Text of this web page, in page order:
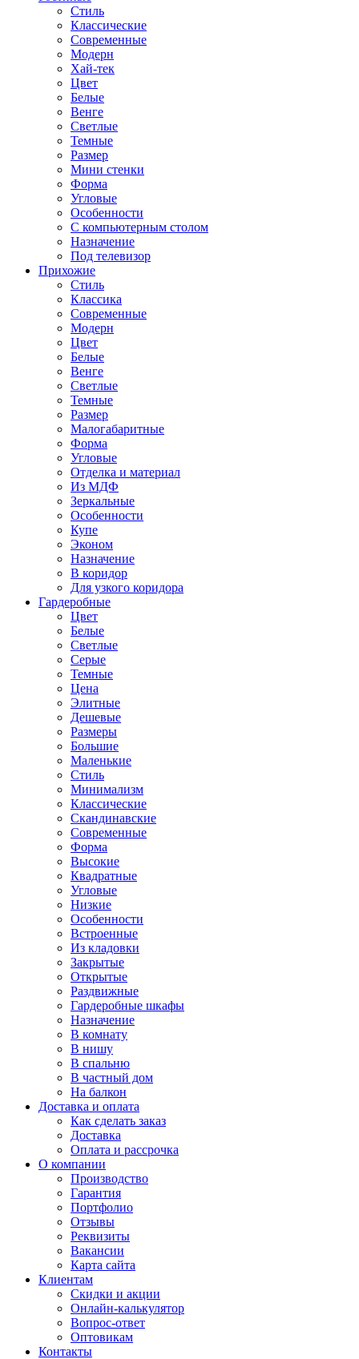
Стиль
Классические
Современные
Модерн
Хай-тек
Цвет
Белые
Венге
Светлые
Темные
Размер
Мини стенки
Форма
Угловые
Особенности
С компьютерным столом
Назначение
Под телевизор
Прихожие
Стиль
Классика
Современные
Модерн
Цвет
Белые
Венге
Светлые
Темные
Размер
Малогабаритные
Форма
Угловые
Отделка и материал
Из МДФ
Зеркальные
Особенности
Купе
Эконом
Назначение
В коридор
Для узкого коридора
Гардеробные
Цвет
Белые
Светлые
Серые
Темные
Цена
Элитные
Дешевые
Размеры
Большие
Маленькие
Стиль
Минимализм
Классические
Скандинавские
Современные
Форма
Высокие
Квадратные
Угловые
Низкие
Особенности
Встроенные
Из кладовки
Закрытые
Открытые
Раздвижные
Гардеробные шкафы
Назначение
В комнату
В нишу
В спальню
В частный дом
На балкон
Доставка и оплата
Как сделать заказ
Доставка
Оплата и рассрочка
О компании
Производство
Гарантия
Портфолио
Отзывы
Реквизиты
Вакансии
Карта сайта
Клиентам
Скидки и акции
Онлайн-калькулятор
Вопрос-ответ
Оптовикам
Контакты